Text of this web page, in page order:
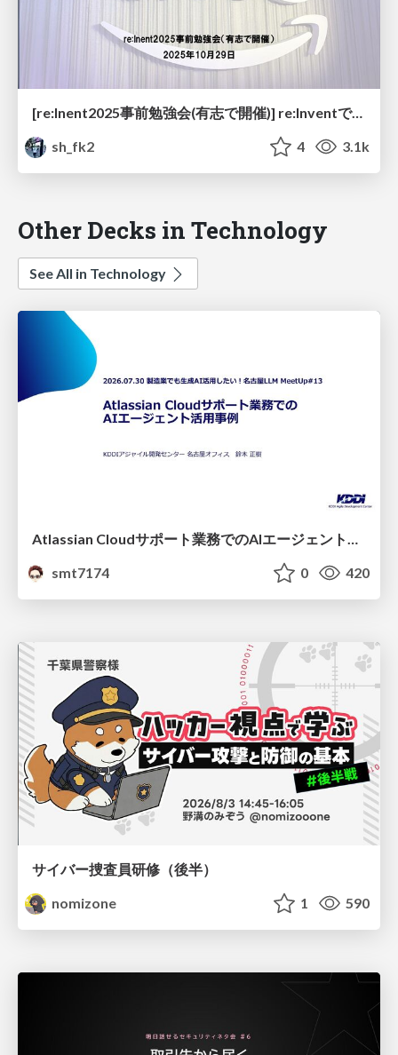
[re:Inent2025事前勉強会(有志で開催)] re:Inventで見つけた人生をちょっと変えるコツ
sh_fk2
4 3.1k
Other Decks in Technology
See All in Technology
smt7174
0 420
サイバー捜査員研修（後半）
nomizone
1 590